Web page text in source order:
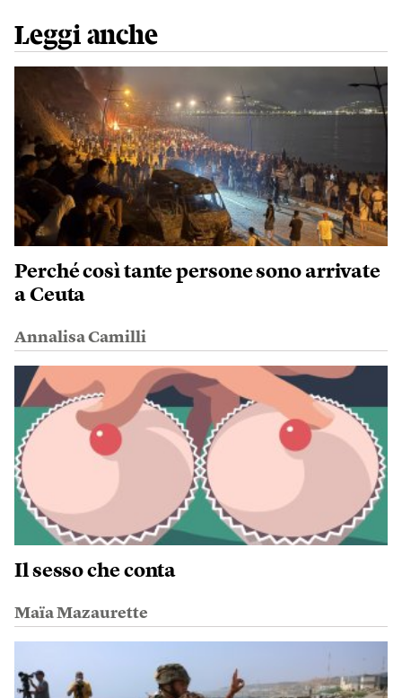
Leggi anche
Perché così tante persone sono arrivate
a Ceuta
Annalisa Camilli
Il sesso che conta
Maïa Mazaurette